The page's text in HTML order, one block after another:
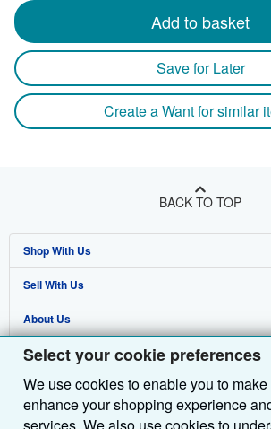
Select your cookie preferences
We use cookies to enable you to
enhance your shopping experience
Add to basket
Save for Later
Create a Want for similar
BACK TO TOP
Shop With Us
Advanced Search
Browse Collections
My Account
My Orders
View Basket
Sell With Us
Start Selling
Join Our Affiliate Programme
Book Buyback
Refer a seller
About Us
About AbeBooks
Media
Careers
Find Help
Help
Customer Service
Other AbeBooks Companies
AbeBooks.com
Follow AbeBooks